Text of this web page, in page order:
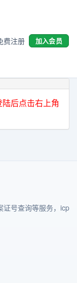
费注册 加入会员
后点击右上角
证号查询等服务，icp